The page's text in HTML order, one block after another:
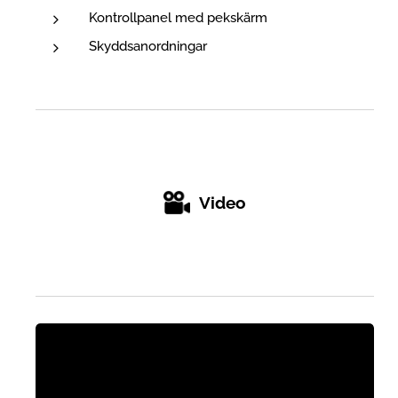
Kontrollpanel med pekskärm
Skyddsanordningar
Video